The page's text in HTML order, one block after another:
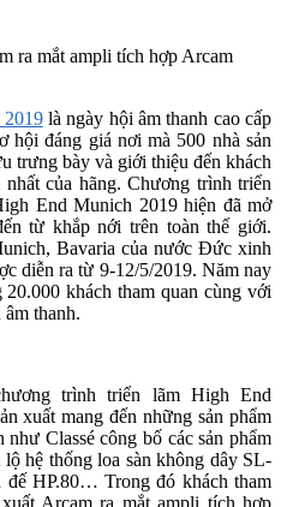
là ngày hội âm thanh cao cấp
hội đáng giá nơi mà 500 nhà sản
trưng bày và giới thiệu đến khách
của hãng. Chương trình triển
End Munich 2019 hiện đã mở
từ khắp nới trên toàn thế giới.
Bavaria của nước Đức xinh
diễn ra từ 9-12/5/2019. Năm nay
khách tham quan cùng với
thanh.
trình triển lãm High End
xuất mang đến những sản phẩm
Classé công bố các sản phẩm
hệ thống loa sàn không dây SL-
đế HP.80… Trong đó khách tham
Arcam ra mắt ampli tích hợp